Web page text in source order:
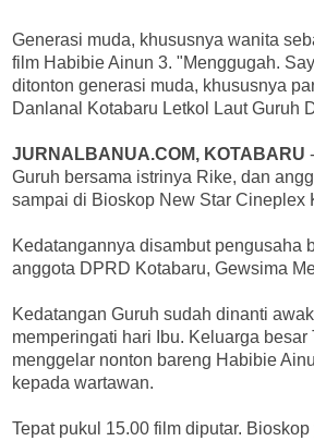
Generasi muda, khususnya wanita
film Habibie Ainun 3. "Menggugah.
ditonton generasi muda, khususnya
Danlanal Kotabaru Letkol Laut Guruh
JURNALBANUA.COM, KOTABARU
Guruh bersama istrinya Rike, dan
sampai di Bioskop New Star Cineplex
Kedatangannya disambut pengusaha
anggota DPRD Kotabaru, Gewsima
Kedatangan Guruh sudah dinanti
memperingati hari Ibu. Keluarga besar
menggelar nonton bareng Habibie
kepada wartawan.
Tepat pukul 15.00 film diputar.